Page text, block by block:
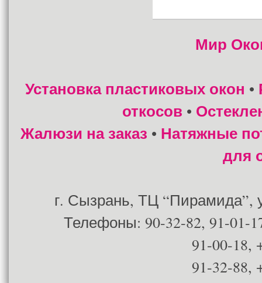
Мир
Установка пластиковых окон •
откосов •
Жалюзи на заказ • Натяжные
для
г. Сызрань, ТЦ “Пирамида”,
Телефоны: 90-32-82, 91-01-
91-00-18,
91-32-88,